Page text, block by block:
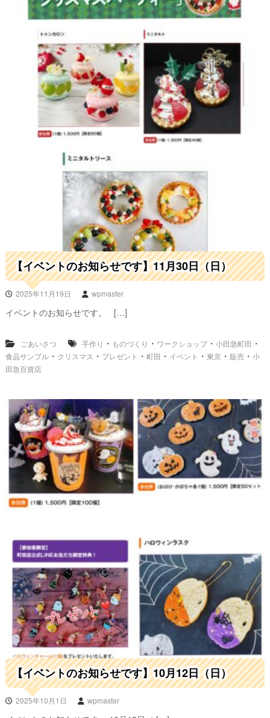
【イベントのお知らせです】11月30日（日）
2025年11月19日 wpmaster
イベントのお知らせです。 […]
ごあいさつ 手作り ・ ものづくり ・ ワークショップ・ 小田急町田 ・
食品サンプル・ クリスマス ・ プレゼント ・ 町田 ・ イベント ・ 東京・ 販売 ・ 小
田急百貨店
【イベントのお知らせです】10月12日（日）
2025年10月1日 wpmaster